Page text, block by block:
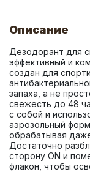
Описание
Дезодорант для
эффективный и
создан для
запаха, а не
свежесть до 48
с собой и
аэрозольный
обрабатывая
Достаточно
сторону ON и
флакон, чтобы